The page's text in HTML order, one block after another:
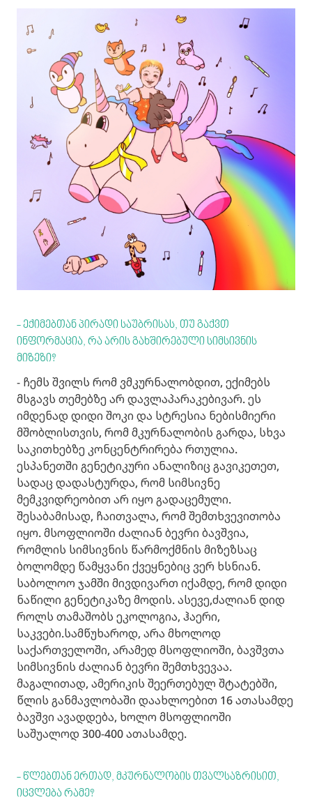
- ექიმებთან პირადი საუბრისას, თუ გაქვთ
ინფორმაცია, რა არის გახშირებული სიმსივნის
მიზეზი?
- ჩემს შვილს რომ ვმკურნალობდით, ექიმებს
მსგავს თემებზე არ დავლაპარაკებივარ. ეს
იმდენად დიდი შოკი და სტრესია ნებისმიერი
მშობლისთვის, რომ მკურნალობის გარდა, სხვა
საკითხებზე კონცენტრირება რთულია.
ესპანეთში გენეტიკური ანალიზიც გავიკეთეთ,
სადაც დადასტურდა, რომ სიმსივნე
მემკვიდრეობით არ იყო გადაცემული.
შესაბამისად, ჩაითვალა, რომ შემთხვევითობა
იყო. მსოფლიოში ძალიან ბევრი ბავშვია,
რომლის სიმსივნის წარმოქმნის მიზეზსაც
ბოლომდე წამყვანი ქვეყნებიც ვერ ხსნიან.
საბოლოო ჯამში მივდივართ იქამდე, რომ დიდი
ნაწილი გენეტიკაზე მოდის. ასევე,ძალიან დიდ
როლს თამაშობს ეკოლოგია, ჰაერი,
საკვები.სამწუხაროდ, არა მხოლოდ
საქართველოში, არამედ მსოფლიოში, ბავშვთა
სიმსივნის ძალიან ბევრი შემთხვევაა.
მაგალითად, ამერიკის შეერთებულ შტატებში,
წლის განმავლობაში დაახლოებით 16 ათასამდე
ბავშვი ავადდება, ხოლო მსოფლიოში
საშუალოდ 300-400 ათასამდე.
- წლებთან ერთად, მკურნალობის თვალსაზრისით,
იცვლება რამე?